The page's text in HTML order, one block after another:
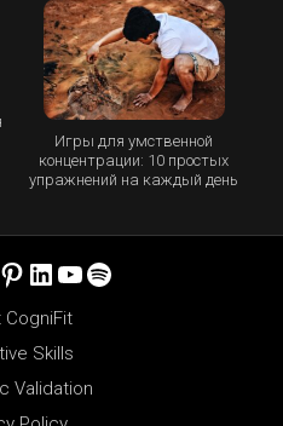
Игры для умственной
концентрации: 10 простых
упражнений на каждый день
Pinterest
LinkedIn
YouTube
Spotify
CogniFit
Skills
Validation